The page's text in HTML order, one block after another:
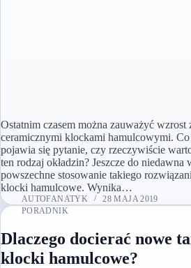
Ostatnim czasem można zauważyć wzrost
ceramicznymi klockami hamulcowymi.
pojawia się pytanie, czy rzeczywiście
ten rodzaj okładzin? Jeszcze do niedawna
powszechne stosowanie takiego
klocki hamulcowe. Wynika…
AUTOFANATYK
28 MAJA 2019
PORADNIK
Dlaczego docierać nowe
klocki hamulcowe?